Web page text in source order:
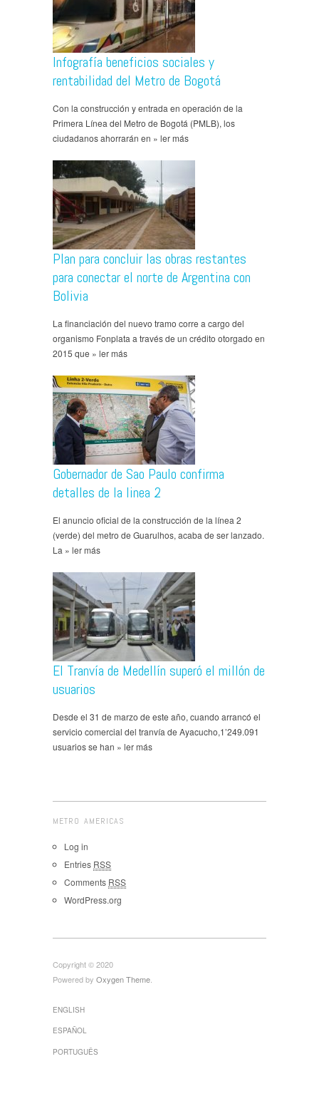
Infografía beneficios sociales y
rentabilidad del Metro de Bogotá
Con la construcción y entrada en operación de la
Primera Línea del Metro de Bogotá (PMLB), los
ciudadanos ahorrarán en » ler más
Plan para concluir las obras restantes
para conectar el norte de Argentina con
Bolivia
La financiación del nuevo tramo corre a cargo del
organismo Fonplata a través de un crédito otorgado en
2015 que » ler más
Gobernador de Sao Paulo confirma
detalles de la linea 2
El anuncio oficial de la construcción de la línea 2
(verde) del metro de Guarulhos, acaba de ser lanzado.
La » ler más
El Tranvía de Medellín superó el millón de
usuarios
Desde el 31 de marzo de este año, cuando arrancó el
servicio comercial del tranvía de Ayacucho,1’249.091
usuarios se han » ler más
METRO AMERICAS
Log in
Entries RSS
Comments RSS
WordPress.org
Copyright © 2020
Powered by Oxygen Theme
ENGLISH
ESPAÑOL
PORTUGUÊS